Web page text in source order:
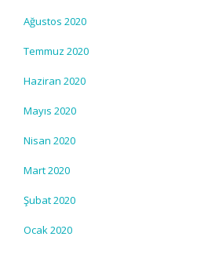
Ağustos 2020
Temmuz 2020
Haziran 2020
Mayıs 2020
Nisan 2020
Mart 2020
Şubat 2020
Ocak 2020